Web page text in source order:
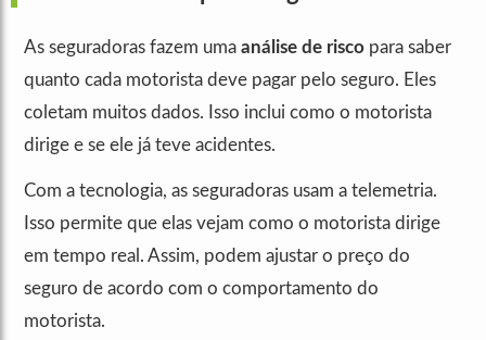
As seguradoras fazem uma análise de risco para saber
quanto cada motorista deve pagar pelo seguro. Eles
coletam muitos dados. Isso inclui como o motorista
dirige e se ele já teve acidentes.
Com a tecnologia, as seguradoras usam a telemetria.
Isso permite que elas vejam como o motorista dirige
em tempo real. Assim, podem ajustar o preço do
seguro de acordo com o comportamento do
motorista.